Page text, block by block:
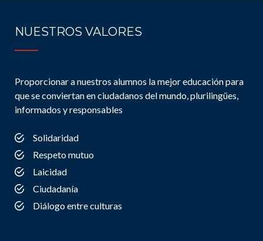
NUESTROS VALORES
Proporcionar a nuestros alumnos la mejor educación para
que se conviertan en ciudadanos del mundo, plurilingües,
informados y responsables
Solidaridad
Respeto mutuo
Laicidad
Ciudadanía
Diálogo entre culturas